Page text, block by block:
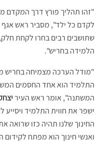
"זהו תהליך פורץ דרך המקדם
לקדם כל ילד", מסביר ראש אגף
שתושבים רבים בחרו לקחת
הלמידה בחריש".
"מודל הערכה מצמיחה בחריש
התלמיד הוא אחד החסמים
המשתנה", אומר ראש העיר
ישפר את חווית התלמיד
החינוך שלנו תהיה כזו שרואה
ואנשי חינוך הוא מפתח לקידום